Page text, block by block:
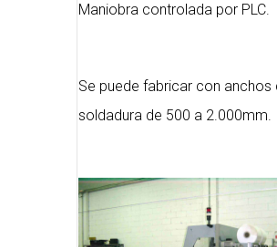
Maniobra controlada por PLC.
Se puede fabricar con anchos
soldadura de 500 a 2.000mm.